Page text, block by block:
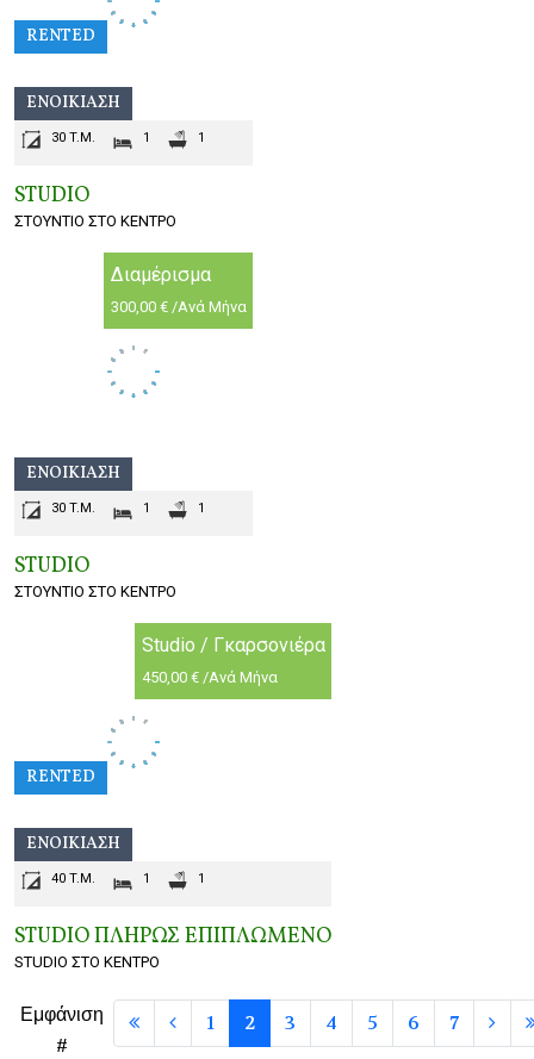
RENTED
ΕΝΟΙΚΊΑΣΗ
30 T.M. 1 1
STUDIO
ΣΤΟΥΝΤΙΟ ΣΤΟ ΚΕΝΤΡΟ
ΕΝΟΙΚΊΑΣΗ
Διαμέρισμα
300,00 € /Ανά Μήνα
30 T.M. 1 1
STUDIO
ΣΤΟΥΝΤΙΟ ΣΤΟ ΚΕΝΤΡΟ
RENTED
ΕΝΟΙΚΊΑΣΗ
Studio / Γκαρσονιέρα
450,00 € /Ανά Μήνα
40 T.M. 1 1
STUDIO ΠΛΗΡΩΣ ΕΠΙΠΛΩΜΕΝO
STUDIO ΣΤΟ ΚΕΝΤΡΟ
Εμφάνιση
#
1 2 3 4 5 6 7